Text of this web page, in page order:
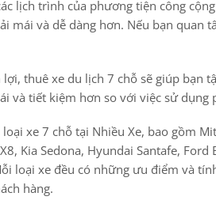
lịch trình của phương tiện công
mái và dễ dàng hơn. Nếu bạn quan
thuê xe du lịch 7 chỗ sẽ giúp bạn
và tiết kiệm hơn so với việc sử dụng
xe 7 chỗ tại Nhiều Xe, bao gồm
Kia Sedona, Hyundai Santafe,
loại xe đều có những ưu điểm và
hàng.